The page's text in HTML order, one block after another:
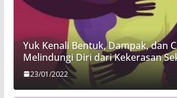
Yuk Kenali Bentuk, Dampak, dan
Melindungi Diri dari Kekerasan
23/01/2022